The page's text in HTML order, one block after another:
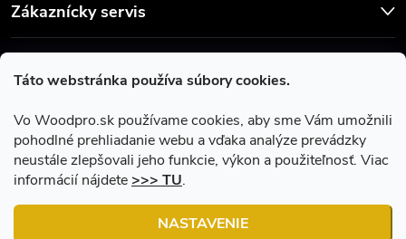
Táto webstránka používa súbory cookies.
Vo Woodpro.sk používame cookies, aby sme Vám umožnili
pohodlné prehliadanie webu a vďaka analýze prevádzky
neustále zlepšovali jeho funkcie, výkon a použiteľnosť. Viac
informácií nájdete>>> TU.
NASTAVENIE
Zákaznícky servis
Facebook